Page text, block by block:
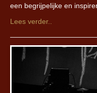
een begrijpelijke en
Lees verder..